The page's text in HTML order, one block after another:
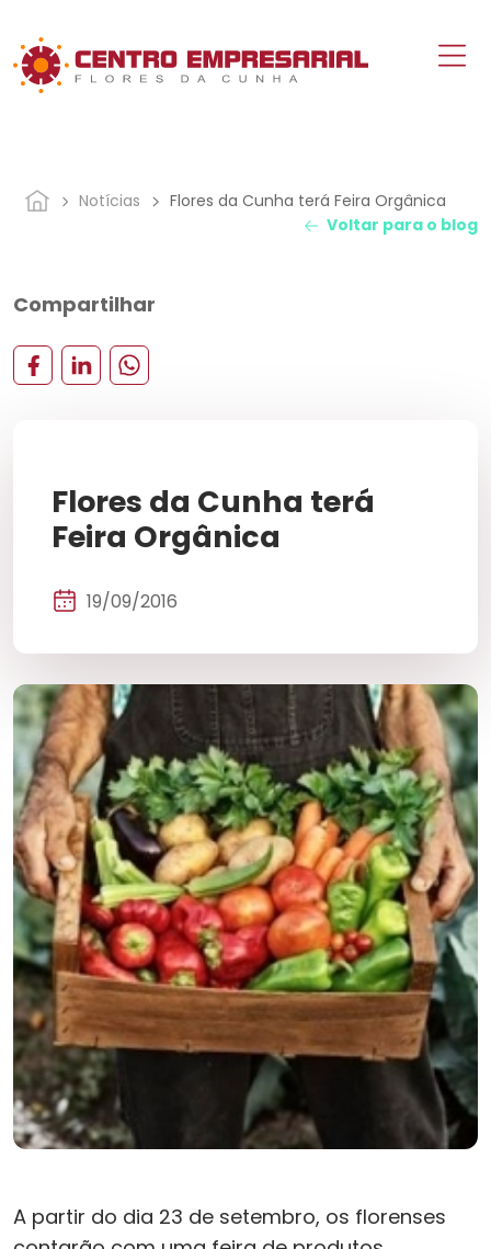
Notícias
Flores da Cunha terá Feira Orgânica
Voltar para o blog
Compartilhar
Flores da Cunha terá
Feira Orgânica
19/09/2016
A partir do dia 23 de setembro, os florenses